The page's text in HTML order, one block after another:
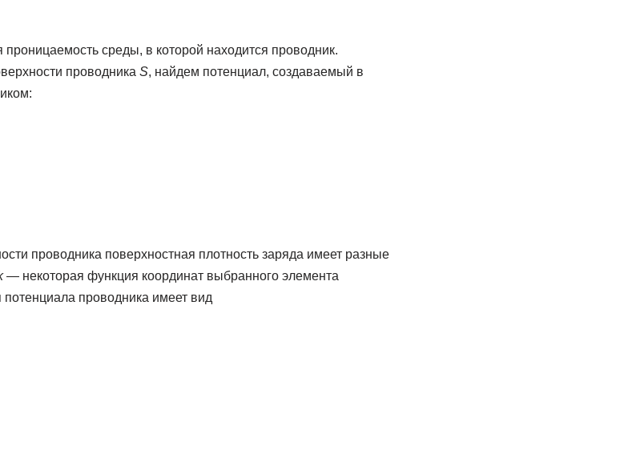
проницаемость среды, в которой находится проводник.
проводника S, найдем потенциал, создаваемый в
проводника поверхностная плотность заряда имеет разные
— некоторая функция координат выбранного элемента
проводника имеет вид